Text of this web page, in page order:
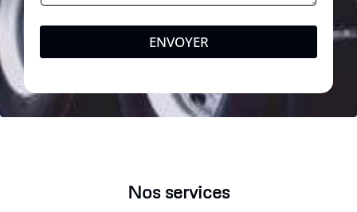
ENVOYER
Nos services